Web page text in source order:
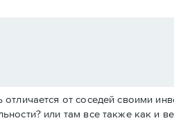
от соседей своими
или там все также как и